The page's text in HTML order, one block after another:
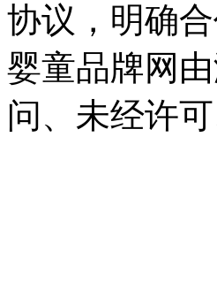
协议，明确
婴童品牌网
问、未经许